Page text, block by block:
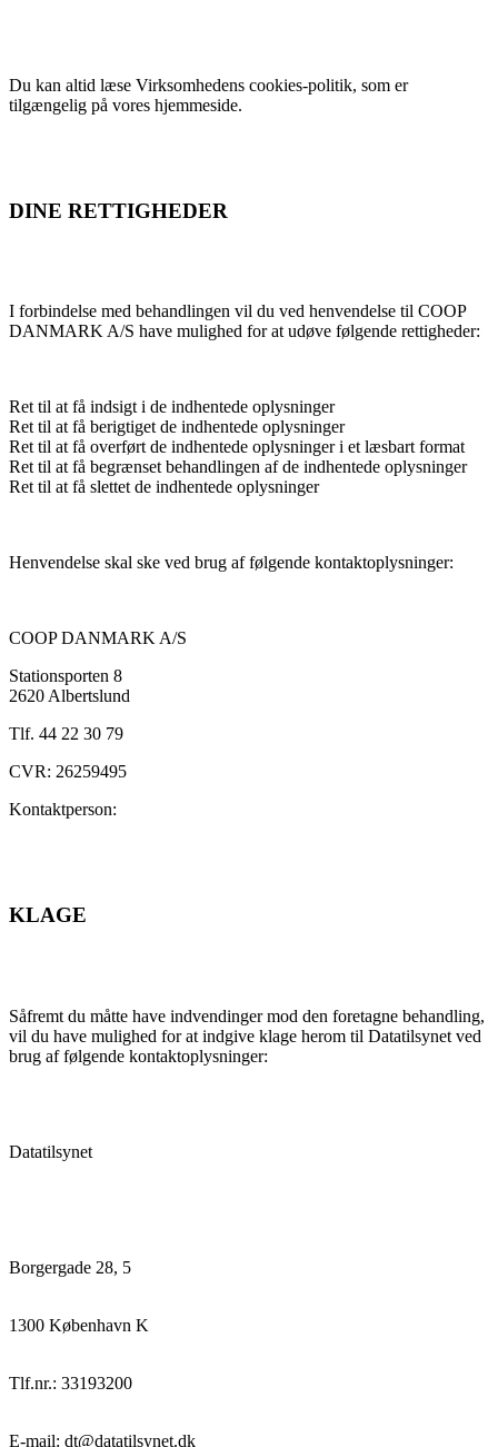
Du kan altid læse Virksomhedens cookies-politik, som er
tilgængelig på vores hjemmeside.
DINE RETTIGHEDER
I forbindelse med behandlingen vil du ved henvendelse til COOP
DANMARK A/S have mulighed for at udøve følgende rettigheder:
Ret til at få indsigt i de indhentede oplysninger
Ret til at få berigtiget de indhentede oplysninger
Ret til at få overført de indhentede oplysninger i et læsbart format
Ret til at få begrænset behandlingen af de indhentede oplysninger
Ret til at få slettet de indhentede oplysninger
Henvendelse skal ske ved brug af følgende kontaktoplysninger:
COOP DANMARK A/S
Stationsporten 8
2620 Albertslund
Tlf. 44 22 30 79
CVR: 26259495
Kontaktperson:
KLAGE
Såfremt du måtte have indvendinger mod den foretagne behandling,
vil du have mulighed for at indgive klage herom til Datatilsynet ved
brug af følgende kontaktoplysninger:
Datatilsynet
Borgergade 28, 5
1300 København K
Tlf.nr.: 33193200
E-mail: dt@datatilsynet.dk